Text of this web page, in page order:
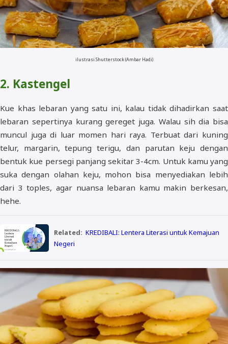
ilustrasi Shutterstock (Ambar Hadi)
2. Kastengel
Kue khas lebaran yang satu ini, kalau tidak dihadirkan saat
lebaran sepertinya kurang gereget juga. Walau sih dia bisa
muncul juga di luar momen hari raya. Terbuat dari kuning
telur, margarin, tepung terigu, dan parutan keju dengan
bentuk kue persegi panjang sekitar 3-4cm. Untuk kamu yang
suka dengan olahan keju, mohon bisa menyediakan lebih
dari 3 toples, agar nuansa lebaran kamu makin berkesan,
hehe.
Related: KREDIBALI: Lentera Literasi untuk Kemajuan
Negeri